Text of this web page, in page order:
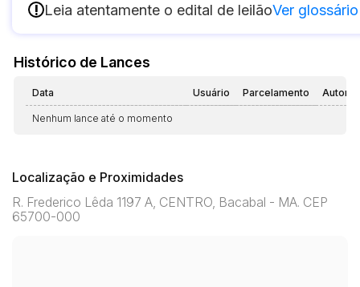
! Leia atentamente o edital de leilãoVer
Histórico de Lances
Data Usuário Parcelamento
Nenhum lance até o momento
Localização e Proximidades
R. Frederico Lêda 1197 A, CENTRO, Bacabal - MA. CEP
65700-000